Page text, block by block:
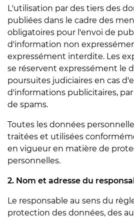
L'utilisation par des tiers des
publiées dans le cadre des
obligatoires pour l'envoi de
d'information non
expressément interdite. Les
se réservent expressément le
poursuites judiciaires en cas
d'informations publicitaires,
de spams.
Toutes les données
traitées et utilisées
en vigueur en matière de
personnelles.
2. Nom et adresse du
Le responsable au sens du
protection des données, des